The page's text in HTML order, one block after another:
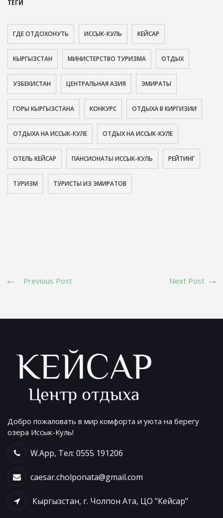
ТЕГИ
ГДЕ ОТДОХОНУТЬ ИССЫК-КУЛЬ КЕЙСАР
КЫРГЫЗСТАН МИНИСТЕРСТВО ТУРИЗМА ОТДЫХ
УЗБЕКИСТАН ЦЕНТРАЛЬНАЯ АЗИЯ ЭМИРАТЫ
ГОРЫ КЫРГЫЗСТАНА КОНКУРС ОТДЫХА В КИРГИЗИИ
ОТДЫХА НА ИССЫК-КУЛЕ ОТДЫХ НА ИССЫК-КУЛЕ
ОТЕЛЬ КЕЙСАР ПАНСИОНАТЫ ИССЫК-КУЛЬ РЕЙТИНГ
ТУРИЗМ ТУРИСТЫ ИЗ ЭМИРАТОВ
Previous Post Next Post
Добро пожаловать в мир комфорта и уюта на берегу
озера Иссык-Куль!
W.App, Тел: 0555 191206
caesar.cholponata@gmail.com
Кыргызстан, г. Чолпон Ата, ЦО "Кейсар"